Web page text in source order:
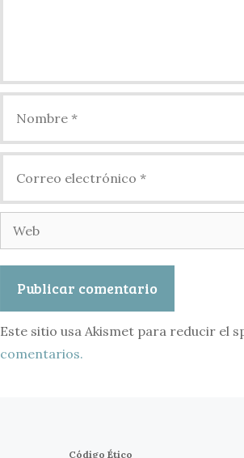
electrónico
Web
Este sitio usa Akismet para reducir el
comentarios.
Código Ético